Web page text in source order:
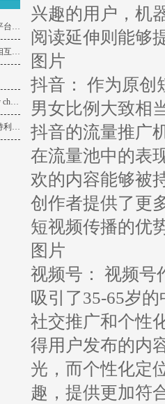
新媒体运营：你知道这些规则吗？社交平台背后的流量玩法
工作能力和工作态度：两者的重要性与相互关系
CISCE to boost cooperation in global supply chains
一天，彭玉麟突然冲进曾国藩卧室，手持利剑指着曾国藩小妾质问：你为何要娶她？
兴趣的用户，机
阅读延伸则能够
图片
抖音： 作为原创
男女比例大致相
抖音的流量推广
在流量池中的表
欢的内容能够被
创作者提供了更
短视频传播的优
图片
视频号： 视频号
吸引了35-65岁
社交推广和个性
得用户发布的内
光，而个性化定
趣，提供更加符